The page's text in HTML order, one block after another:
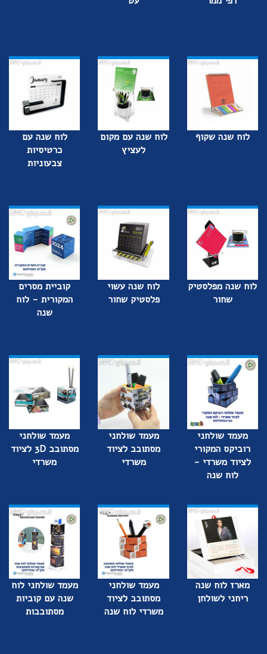
לוח שנה שקוף
לוח שנה עם מקום
לעציץ
לוח שנה עם
כרטיסיות
צבעוניות
לוח שנה מפלסטיק
שחור
לוח שנה עשוי
פלסטיק שחור
קוביית מסרים
המקורית - לוח
שנה
מעמד שולחני
רוביקס המקורי
לציוד משרדי -
לוח שנה
מעמד שולחני
מסתובב לציוד
משרדי
מעמד שולחני
מסתובב 3D לציוד
משרדי
מארז לוח שנה
ריחני לשולחן
מעמד שולחני
מסתובב לציוד
משרדי לוח שנה
מעמד שולחני לוח
שנה עם קוביות
מסתובבות